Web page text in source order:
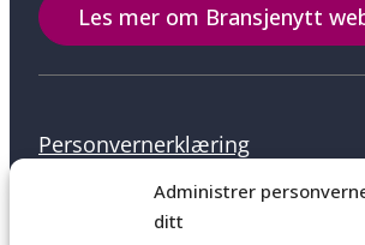
Administrer
ditt
Les mer om Bransjenytt
Personvernerklæring